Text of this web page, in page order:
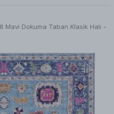
Mavi Dokuma Taban Klasik Halı -